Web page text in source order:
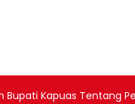
Bupati Kapuas Tentang